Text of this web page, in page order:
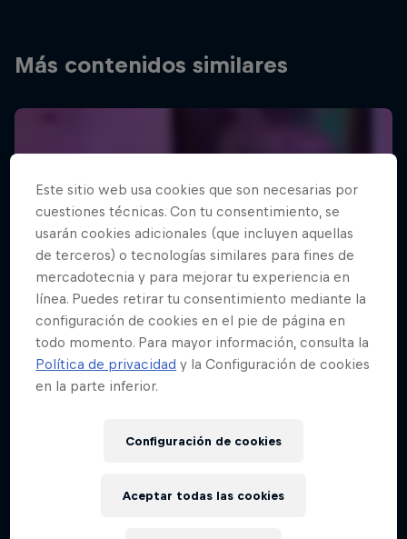
Más contenidos similares
Este sitio web usa cookies que son necesarias por
cuestiones técnicas. Con tu consentimiento, se
usarán cookies adicionales (que incluyen aquellas
de terceros) o tecnologías similares para fines de
mercadotecnia y para mejorar tu experiencia en
línea. Puedes retirar tu consentimiento mediante la
configuración de cookies en el pie de página en
todo momento. Para mayor información, consulta la
Política de privacidad y la Configuración de cookies
en la parte inferior.
Configuración de cookies
Aceptar todas las cookies